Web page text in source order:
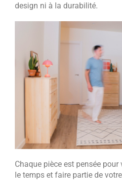
design ni à la durabilité.
Chaque pièce est pensée
le temps et faire partie de